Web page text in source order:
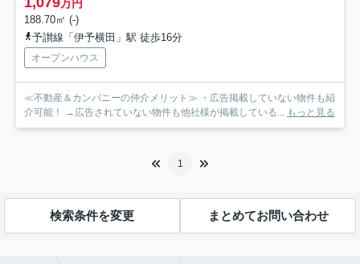
万円
188.70㎡ (-)
予讃線「伊予横田」駅 徒歩16分
オープンハウス
≪不動産＆カンパニーの仲介メリット≫ ・広告掲載していない物件も紹
介可能！ →広告されていない物件も他社様が掲載している...
もっと見る
1
検索条件を変更 まとめてお問い合わせ